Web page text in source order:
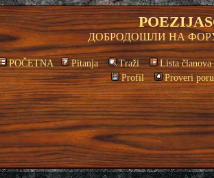
ДОБРОДОШЛИ НА
POČETNA Pitanja Traži Lista članova
Profil
Proveri